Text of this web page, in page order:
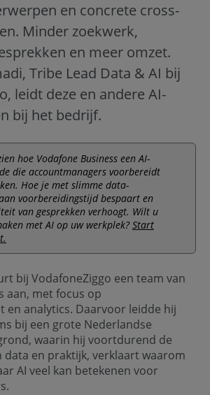
en concrete cross-
Minder zoekwerk,
en meer omzet.
Tribe Lead Data & AI bij
leidt deze en andere AI-
bij het bedrijf.
hoe Vodafone Business een AI-
die accountmanagers voorbereidt
Hoe je met slimme data-
voorbereidingstijd bespaart en
van gesprekken verhoogt. Wilt u
met AI op uw werkplek?Start
bij VodafoneZiggo een team van
aan, met focus op
en analytics. Daarvoor leidde hij
bij een grote Nederlandse
waarin hij voortdurend de
data en praktijk, verklaart waarom
AI veel kan betekenen voor